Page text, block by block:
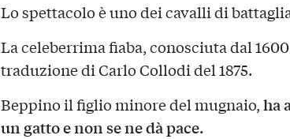
Lo spettacolo è uno dei cavalli di
La celeberrima fiaba, conosciuta dal
traduzione di Carlo Collodi del 1875.
Beppino il figlio minore del mugnaio,ha
un gatto e non se ne dà pace.